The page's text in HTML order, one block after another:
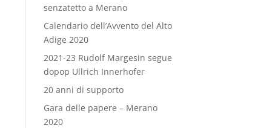
senzatetto a Merano
Calendario dell’Avvento del Alto
Adige 2020
2021-23 Rudolf Margesin segue
dopop Ullrich Innerhofer
20 anni di supporto
Gara delle papere – Merano
2020